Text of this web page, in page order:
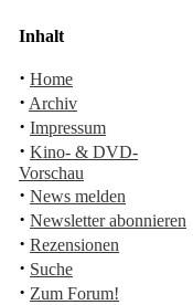
Inhalt
· Home
· Archiv
· Impressum
· Kino- & DVD-
Vorschau
· News melden
· Newsletter abonnieren
· Rezensionen
· Suche
· Zum Forum!